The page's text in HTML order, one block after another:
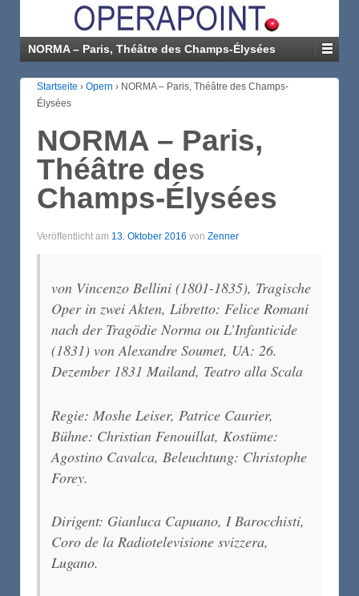
NORMA – Paris, Théâtre des Champs-Élysées
Startseite › Opern › NORMA – Paris, Théâtre des Champs-
Élysées
NORMA – Paris,
Théâtre des
Champs-Élysées
Veröffentlicht am 13. Oktober 2016 von Zenner
von Vincenzo Bellini (1801-1835), Tragische
Oper in zwei Akten, Libretto: Felice Romani
nach der Tragödie Norma ou L’Infanticide
(1831) von Alexandre Soumet, UA: 26.
Dezember 1831 Mailand, Teatro alla Scala
Regie: Moshe Leiser, Patrice Caurier,
Bühne: Christian Fenouillat, Kostüme:
Agostino Cavalca, Beleuchtung: Christophe
Forey.
Dirigent: Gianluca Capuano, I Barocchisti,
Coro de la Radiotelevisione svizzera,
Lugano.